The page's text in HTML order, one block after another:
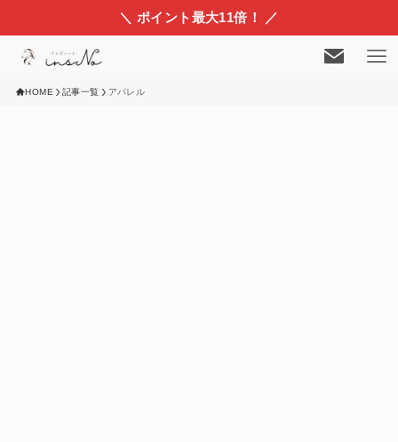
＼ ポイント最大11倍！ ／
HOME 記事一覧 アパレル